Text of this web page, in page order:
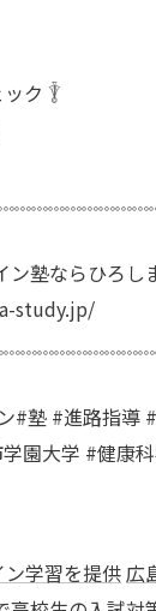
ク 𓇊
ン塾ならひろし
study.jp/
#塾 #進路指導
園大学 #健康
学習を提供広